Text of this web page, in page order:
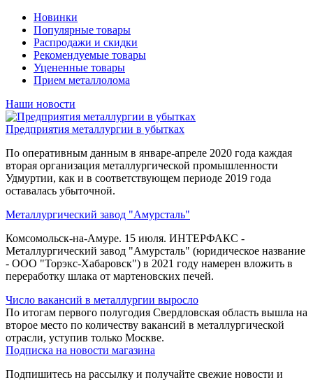
Новинки
Популярные товары
Распродажи и скидки
Рекомендуемые товары
Уцененные товары
Прием металлолома
Наши новости
Предприятия металлургии в убытках
По оперативным данным в январе-апреле 2020 года каждая
вторая организация металлургической промышленности
Удмуртии, как и в соответствующем периоде 2019 года
оставалась убыточной.
Металлургический завод "Амурсталь"
Комсомольск-на-Амуре. 15 июля. ИНТЕРФАКС -
Металлургический завод "Амурсталь" (юридическое название
- ООО "Торэкс-Хабаровск") в 2021 году намерен вложить в
переработку шлака от мартеновских печей.
Число вакансий в металлургии выросло
По итогам первого полугодия Свердловская область вышла на
второе место по количеству вакансий в металлургической
отрасли, уступив только Москве.
Подписка на новости магазина
Подпишитесь на рассылку и получайте свежие новости и